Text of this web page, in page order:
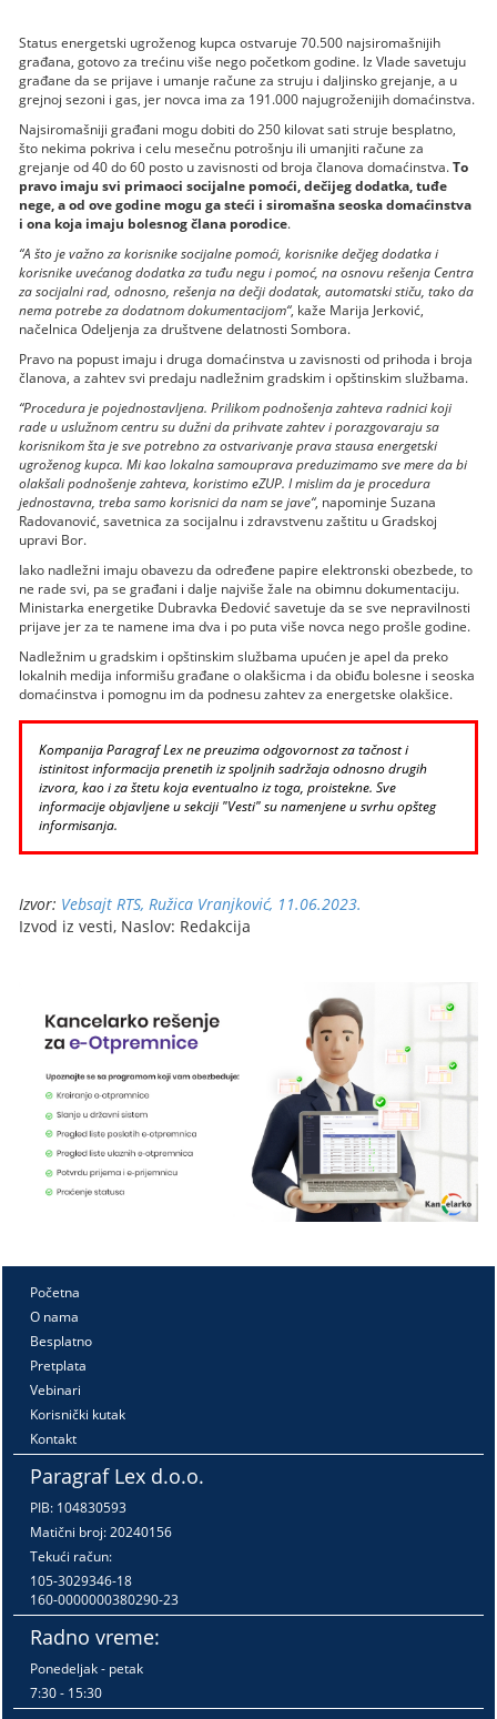
Status energetski ugroženog kupca ostvaruje 70.500 najsiromašnijih
građana, gotovo za trećinu više nego početkom godine. Iz Vlade savetuju
građane da se prijave i umanje račune za struju i daljinsko grejanje, a u
grejnoj sezoni i gas, jer novca ima za 191.000 najugroženijih domaćinstva.
Najsiromašniji građani mogu dobiti do 250 kilovat sati struje besplatno,
što nekima pokriva i celu mesečnu potrošnju ili umanjiti račune za
grejanje od 40 do 60 posto u zavisnosti od broja članova domaćinstva.To
pravo imaju svi primaoci socijalne pomoći, dečijeg dodatka, tuđe
nege, a od ove godine mogu ga steći i siromašna seoska domaćinstva
i ona koja imaju bolesnog člana porodice.
“A što je važno za korisnike socijalne pomoći, korisnike dečjeg dodatka i
korisnike uvećanog dodatka za tuđu negu i pomoć, na osnovu rešenja Centra
za socijalni rad, odnosno, rešenja na dečji dodatak, automatski stiču, tako da
nema potrebe za dodatnom dokumentacijom“, kaže Marija Jerković,
načelnica Odeljenja za društvene delatnosti Sombora.
Pravo na popust imaju i druga domaćinstva u zavisnosti od prihoda i broja
članova, a zahtev svi predaju nadležnim gradskim i opštinskim službama.
“Procedura je pojednostavljena. Prilikom podnošenja zahteva radnici koji
rade u uslužnom centru su dužni da prihvate zahtev i porazgovaraju sa
korisnikom šta je sve potrebno za ostvarivanje prava stausa energetski
ugroženog kupca. Mi kao lokalna samouprava preduzimamo sve mere da bi
olakšali podnošenje zahteva, koristimo eZUP. I mislim da je procedura
jednostavna, treba samo korisnici da nam se jave“, napominje Suzana
Radovanović, savetnica za socijalnu i zdravstvenu zaštitu u Gradskoj
upravi Bor.
Iako nadležni imaju obavezu da određene papire elektronski obezbede, to
ne rade svi, pa se građani i dalje najviše žale na obimnu dokumentaciju.
Ministarka energetike Dubravka Đedović savetuje da se sve nepravilnosti
prijave jer za te namene ima dva i po puta više novca nego prošle godine.
Nadležnim u gradskim i opštinskim službama upućen je apel da preko
lokalnih medija informišu građane o olakšicma i da obiđu bolesne i seoska
domaćinstva i pomognu im da podnesu zahtev za energetske olakšice.
Kompanija Paragraf Lex ne preuzima odgovornost za tačnost i
istinitost informacija prenetih iz spoljnih sadržaja odnosno drugih
izvora, kao i za štetu koja eventualno iz toga, proistekne. Sve
informacije objavljene u sekciji "Vesti" su namenjene u svrhu opšteg
informisanja.
Izvor: Vebsajt RTS, Ružica Vranjković, 11.06.2023.
Izvod iz vesti, Naslov: Redakcija
Početna
O nama
Besplatno
Pretplata
Vebinari
Korisnički kutak
Kontakt
Paragraf Lex d.o.o.
PIB: 104830593
Matični broj: 20240156
Tekući račun:
105-3029346-18
160-0000000380290-23
Radno vreme:
Ponedeljak - petak
7:30 - 15:30